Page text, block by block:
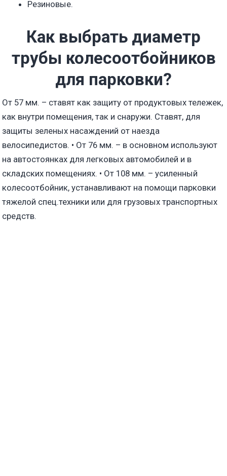
Резиновые.
Как выбрать диаметр
трубы колесоотбойников
для парковки?
От 57 мм. – ставят как защиту от продуктовых тележек,
как внутри помещения, так и снаружи. Ставят, для
защиты зеленых насаждений от наезда
велосипедистов. • От 76 мм. – в основном используют
на автостоянках для легковых автомобилей и в
складских помещениях. • От 108 мм. – усиленный
колесоотбойник, устанавливают на помощи парковки
тяжелой спец.техники или для грузовых транспортных
средств.